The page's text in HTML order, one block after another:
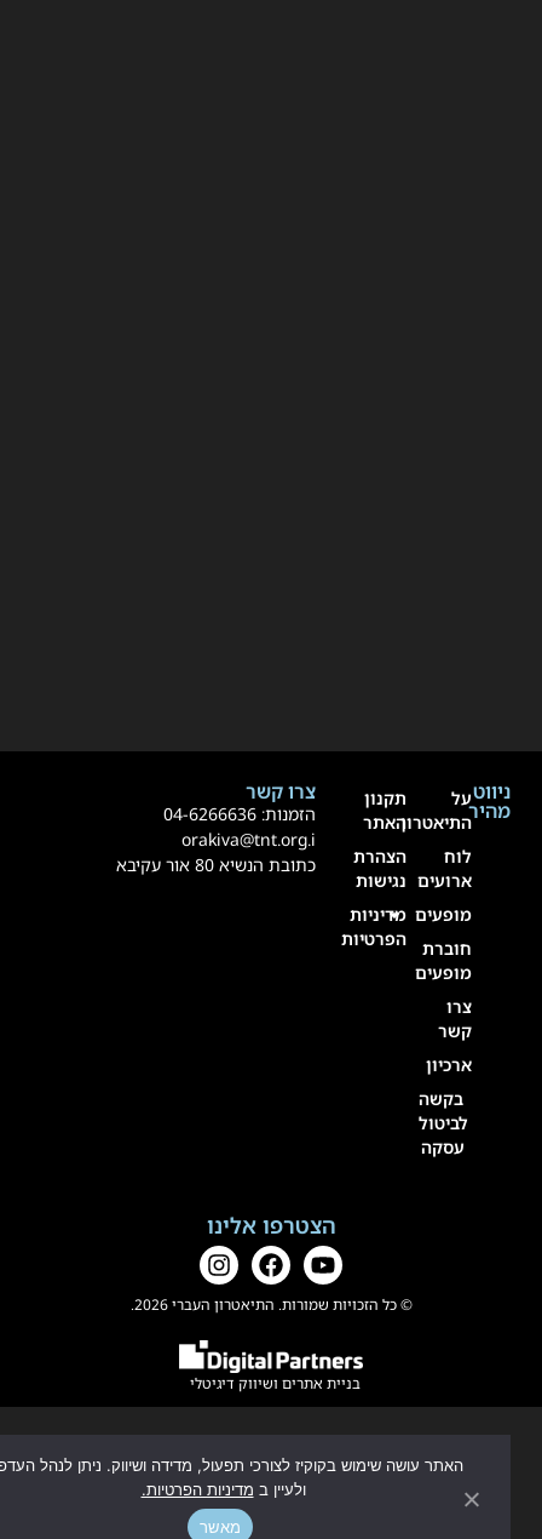
ניווט
מהירעל
התיאטרון
ארועים
מופעים
חוברת
מופעים
קשר
ארכיון
בקשה
לביטול
עסקה
תקנון
האתר
הצהרת
נגישות
מדיניות
הפרטיות
צרו קשר
הזמנות: 04-6266636
orakiva@tnt.org.i
כתובת הנשיא 80 אור עקיבא
הצטרפו אלינו
© כל הזכויות שמורות. התיאטרון העברי 2026.
בניית אתריםושיווק דיגיטלי
האתר עושה שימוש בקוקיז לצורכי תפעול, מדידה ושיווק. ניתן לנהל העדפות
ולעיין במדיניות הפרטיות.
מאשר